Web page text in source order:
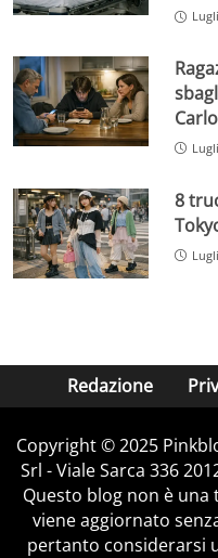
8
Redazione
Copyright © 2025
Srl - Viale Sarca 336
Questo blog non è
viene aggiornato
pertanto considerarsi